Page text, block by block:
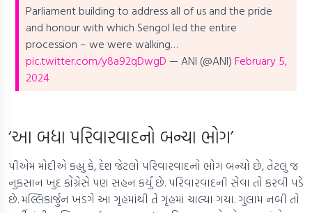
Parliament building to address all of us and the pride
and honour with which Sengol led the entire
procession – we were walking…
pic.twitter.com/y8a92qDwgD — ANI (@ANI) February 5,
2024
‘આ બધા પરિવારવાદનો બન્યા ભોગ’
પીએમ મોદીએ કહ્યું કે, દેશ જેટલો પરિવારવાદનો ભોગ બન્યો છે, તેટલું જ
નુકસાન ખુદ કોંગ્રેસે પણ સહન કર્યું છે. પરિવારવાદની સેવા તો કરવી પડે
છે. મલ્લિકાર્જુન ખડગે આ ગૃહમાંથી તે ગૃહમાં ચાલ્યા ગયા. ગુલામ નબી તો